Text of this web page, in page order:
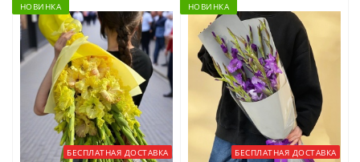
НОВИНКА
БЕСПЛАТНАЯ ДОСТАВКА
НОВИНКА
БЕСПЛАТНАЯ ДОСТАВКА